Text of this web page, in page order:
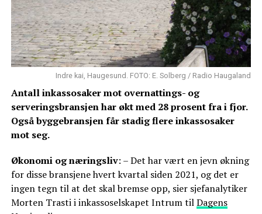
Indre kai, Haugesund. FOTO: E. Solberg / Radio Haugaland
Antall inkassosaker mot overnattings- og
serveringsbransjen har økt med 28 prosent fra i fjor.
Også byggebransjen får stadig flere inkassosaker
mot seg.
Økonomi og næringsliv: – Det har vært en jevn økning
for disse bransjene hvert kvartal siden 2021, og det er
ingen tegn til at det skal bremse opp, sier sjefanalytiker
Morten Trasti i inkassoselskapet Intrum tilDagens